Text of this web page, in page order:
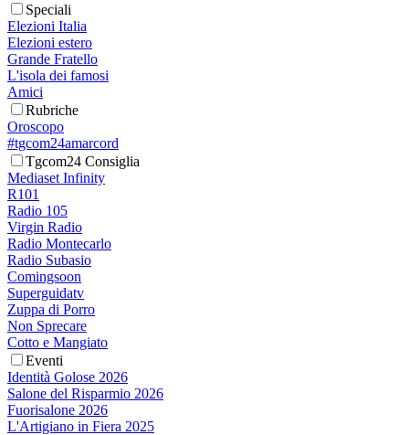
Speciali
Elezioni Italia
Elezioni estero
Grande Fratello
L'isola dei famosi
Amici
Rubriche
Oroscopo
#tgcom24amarcord
Tgcom24 Consiglia
Mediaset Infinity
R101
Radio 105
Virgin Radio
Radio Montecarlo
Radio Subasio
Comingsoon
Superguidatv
Zuppa di Porro
Non Sprecare
Cotto e Mangiato
Eventi
Identità Golose 2026
Salone del Risparmio 2026
Fuorisalone 2026
L'Artigiano in Fiera 2025